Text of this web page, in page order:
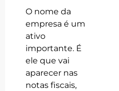
O nome da
empresa é um
ativo
importante. É
ele que vai
aparecer nas
notas fiscais,